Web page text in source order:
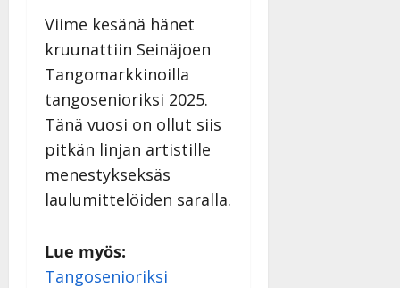
Viime kesänä hänet
kruunattiin Seinäjoen
Tangomarkkinoilla
tangosenioriksi 2025.
Tänä vuosi on ollut siis
pitkän linjan artistille
menestykseksäs
laulumittelöiden saralla.
Lue myös:
Tangosenioriksi